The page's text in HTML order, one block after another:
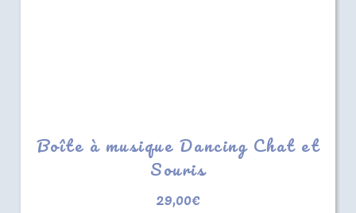
Boîte à musique Dancing Chat et
Souris
29,00€